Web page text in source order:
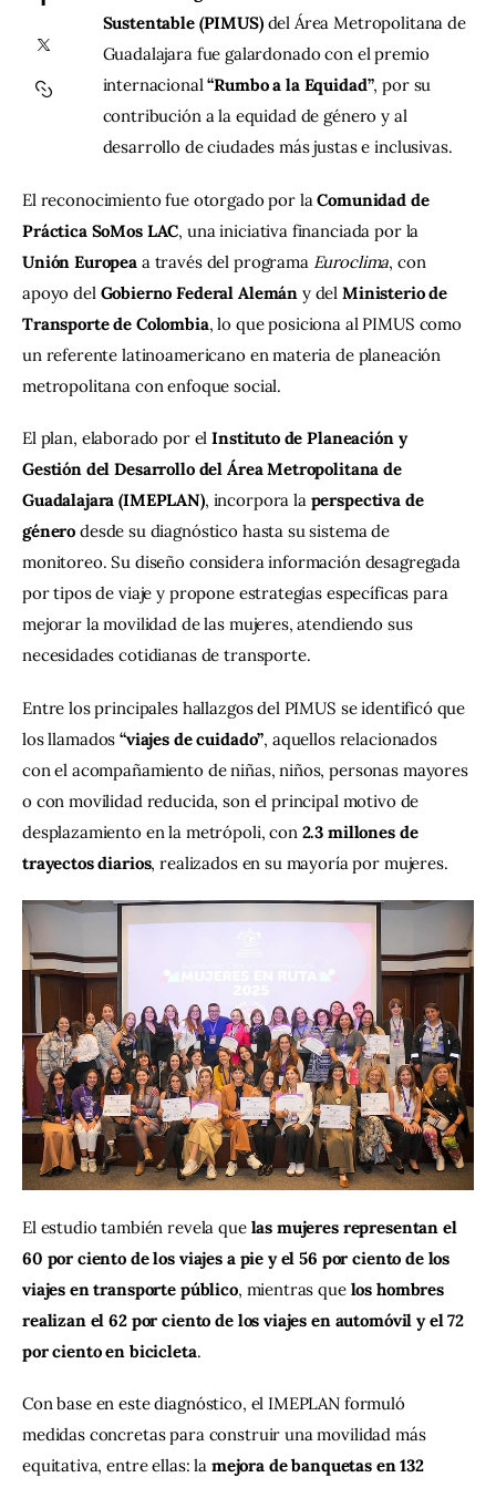
Contacto
Sustentable (PIMUS) del Área Metropolitana de
Guadalajara fue galardonado con el premio
internacional “Rumbo a la Equidad”, por su
contribución a la equidad de género y al
desarrollo de ciudades más justas e inclusivas.
El reconocimiento fue otorgado por la Comunidad de
Práctica SoMos LAC, una iniciativa financiada por la
Unión Europea a través del programa Euroclima, con
apoyo del Gobierno Federal Alemán y del Ministerio de
Transporte de Colombia, lo que posiciona al PIMUS como
un referente latinoamericano en materia de planeación
metropolitana con enfoque social.
El plan, elaborado por el Instituto de Planeación y
Gestión del Desarrollo del Área Metropolitana de
Guadalajara (IMEPLAN), incorpora la perspectiva de
género desde su diagnóstico hasta su sistema de
monitoreo. Su diseño considera información desagregada
por tipos de viaje y propone estrategias específicas para
mejorar la movilidad de las mujeres, atendiendo sus
necesidades cotidianas de transporte.
Entre los principales hallazgos del PIMUS se identificó que
los llamados “viajes de cuidado”, aquellos relacionados
con el acompañamiento de niñas, niños, personas mayores
o con movilidad reducida, son el principal motivo de
desplazamiento en la metrópoli, con 2.3 millones de
trayectos diarios, realizados en su mayoría por mujeres.
El estudio también revela que las mujeres representan el
60 por ciento de los viajes a pie y el 56 por ciento de los
viajes en transporte público, mientras que los hombres
realizan el 62 por ciento de los viajes en automóvil y el 72
por ciento en bicicleta.
Con base en este diagnóstico, el IMEPLAN formuló
medidas concretas para construir una movilidad más
equitativa, entre ellas: la mejora de banquetas en 132